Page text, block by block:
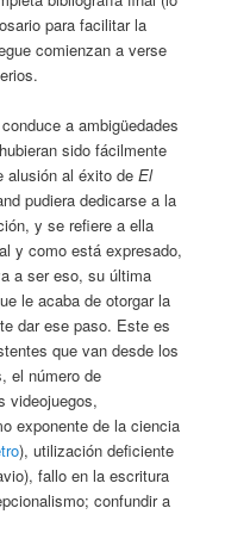
para facilitar la
comienzan a verse
a ambigüedades
sido fácilmente
alusión al éxito deEl
pudiera dedicarse a la
y se refiere a ella
y como está expresado,
a ser eso, su última
le acaba de otorgar la
dar ese paso. Este es
que van desde los
el número de
videojuegos,
exponente de la ciencia
), utilización deficiente
fallo en la escritura
confundir a